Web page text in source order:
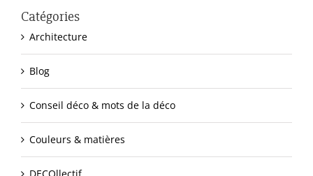
Catégories
Architecture
Blog
Conseil déco & mots de la déco
Couleurs & matières
DECOllectif